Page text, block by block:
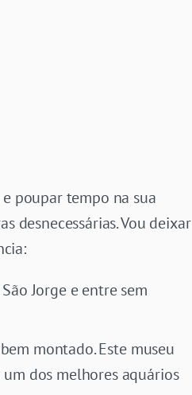
poupar tempo na sua
desnecessárias. Vou deixar
Jorge e entre sem
montado. Este museu
dos melhores aquários